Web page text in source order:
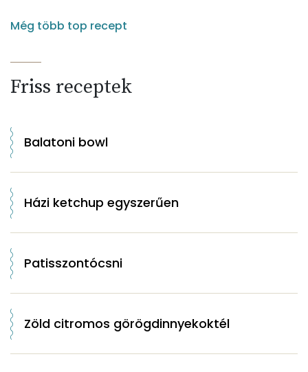
Még több top recept
Friss receptek
Balatoni bowl
Házi ketchup egyszerűen
Patisszontócsni
Zöld citromos görögdinnyekoktél